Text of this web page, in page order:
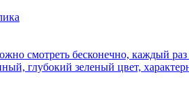
смотреть бесконечно, каждый
глубокий зеленый цвет,